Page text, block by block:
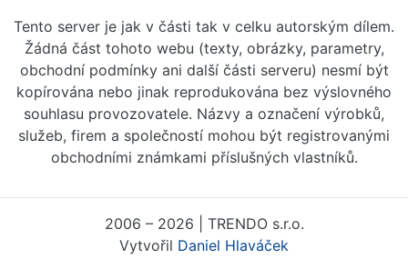
Tento server je jak v části tak v celku autorským dílem.
Žádná část tohoto webu (texty, obrázky, parametry,
obchodní podmínky ani další části serveru) nesmí být
kopírována nebo jinak reprodukována bez výslovného
souhlasu provozovatele. Názvy a označení výrobků,
služeb, firem a společností mohou být registrovanými
obchodními známkami příslušných vlastníků.
2006 – 2026 | TRENDO s.r.o.
Vytvořil Daniel Hlaváček